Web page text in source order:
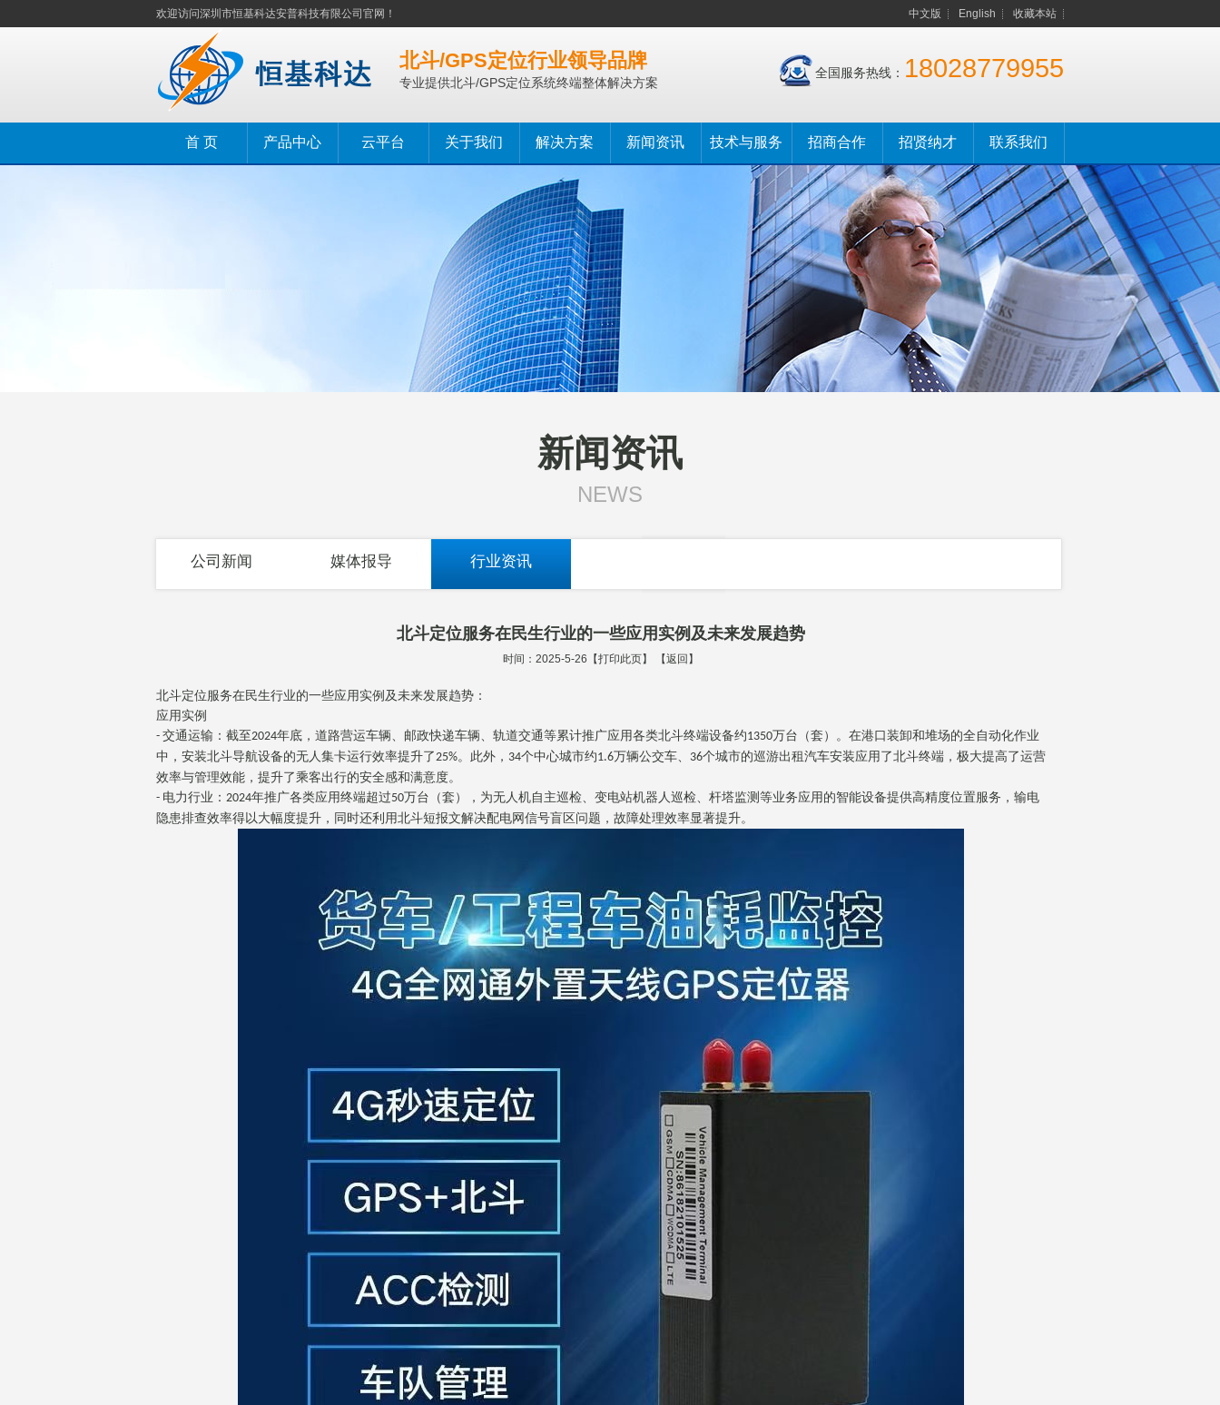
欢迎访问深圳市恒基科达安普科技有限公司官网！ 中文版 English 收藏本站
北斗/GPS定位行业领导品牌
专业提供北斗/GPS定位系统终端整体解决方案
全国服务热线： 18028779955
首 页 产品中心 云平台 关于我们 解决方案 新闻资讯 技术与服务 招商合作 招贤纳才 联系我们
新闻资讯
NEWS
公司新闻 媒体报导 行业资讯
北斗定位服务在民生行业的一些应用实例及未来发展趋势
时间：2025-5-26【打印此页】 【返回 】
北斗定位服务在民生行业的一些应用实例及未来发展趋势：
应用实例
- 交通运输：截至2024年底，道路营运车辆、邮政快递车辆、轨道交通等累计推广应用各类北斗终端设备约1350万台（套）。在港口装卸和堆场的全自动化作业
中，安装北斗导航设备的无人集卡运行效率提升了25%。此外， 34个中心城市约1.6万辆公交车、 36个城市的巡游出租汽车安装应用了北斗终端，极大提高了运营
效率与管理效能，提升了乘客出行的安全感和满意度。
- 电力行业： 2024年推广各类应用终端超过50万台（套），为无人机自主巡检、变电站机器人巡检、杆塔监测等业务应用的智能设备提供高精度位置服务，输电
隐患排查效率得以大幅度提升，同时还利用北斗短报文解决配电网信号盲区问题，故障处理效率显著提升。